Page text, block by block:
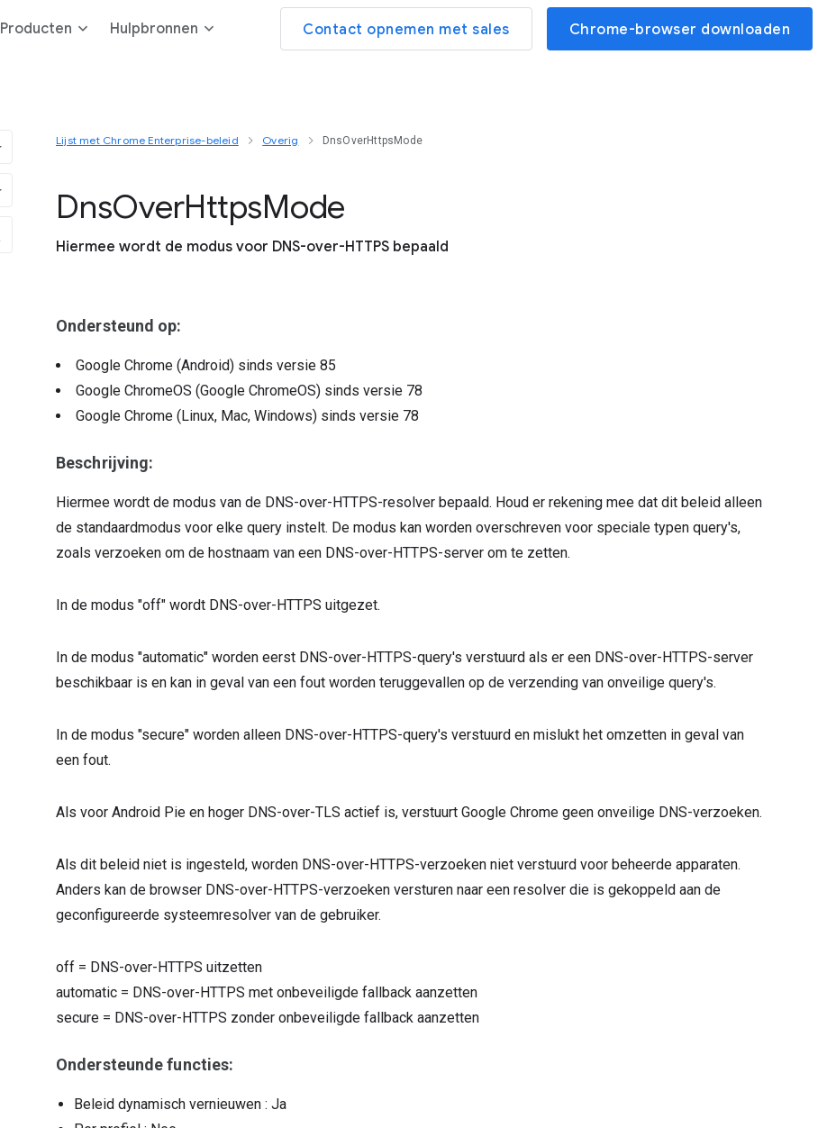
Producten Hulpbronnen Contact opnemen met sales Chrome-browser downloaden
Lijst met Chrome Enterprise-beleid Overig DnsOverHttpsMode
DnsOverHttpsMode
Hiermee wordt de modus voor DNS-over-HTTPS bepaald
Ondersteund op:
Google Chrome (Android) sinds versie 85
Google ChromeOS (Google ChromeOS) sinds versie 78
Google Chrome (Linux, Mac, Windows) sinds versie 78
Beschrijving:
Hiermee wordt de modus van de DNS-over-HTTPS-resolver bepaald. Houd er rekening mee dat dit beleid alleen
de standaardmodus voor elke query instelt. De modus kan worden overschreven voor speciale typen query's,
zoals verzoeken om de hostnaam van een DNS-over-HTTPS-server om te zetten.
In de modus "off" wordt DNS-over-HTTPS uitgezet.
In de modus "automatic" worden eerst DNS-over-HTTPS-query's verstuurd als er een DNS-over-HTTPS-server
beschikbaar is en kan in geval van een fout worden teruggevallen op de verzending van onveilige query's.
In de modus "secure" worden alleen DNS-over-HTTPS-query's verstuurd en mislukt het omzetten in geval van
een fout.
Als voor Android Pie en hoger DNS-over-TLS actief is, verstuurt Google Chrome geen onveilige DNS-verzoeken.
Als dit beleid niet is ingesteld, worden DNS-over-HTTPS-verzoeken niet verstuurd voor beheerde apparaten.
Anders kan de browser DNS-over-HTTPS-verzoeken versturen naar een resolver die is gekoppeld aan de
geconfigureerde systeemresolver van de gebruiker.
off = DNS-over-HTTPS uitzetten
automatic = DNS-over-HTTPS met onbeveiligde fallback aanzetten
secure = DNS-over-HTTPS zonder onbeveiligde fallback aanzetten
Ondersteunde functies:
Beleid dynamisch vernieuwen : Ja